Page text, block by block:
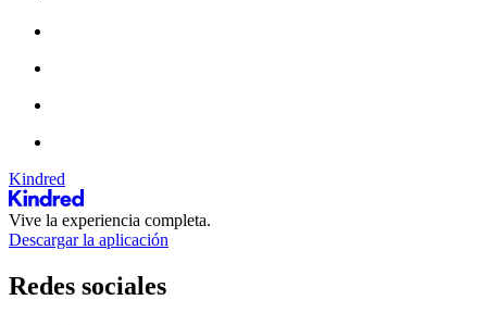
Kindred
Vive la experiencia completa.
Descargar la aplicación
Redes sociales